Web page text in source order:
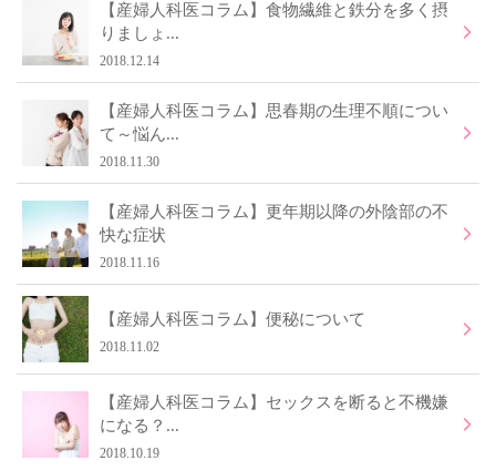
【産婦人科医コラム】食物繊維と鉄分を多く摂
りましょ...
2018.12.14
【産婦人科医コラム】思春期の生理不順につい
て～悩ん...
2018.11.30
【産婦人科医コラム】更年期以降の外陰部の不
快な症状
2018.11.16
【産婦人科医コラム】便秘について
2018.11.02
【産婦人科医コラム】セックスを断ると不機嫌
になる？...
2018.10.19